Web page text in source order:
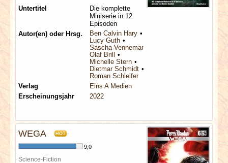
Untertitel
Die komplette
Miniserie in 12
Episoden
Autor(en) oder Hrsg.
Ben Calvin Hary
Lucy Guth
Sascha Vennemann
Olaf Brill
Michelle Stern
Dietmar Schmidt
Roman Schleifer
Verlag
Eins A Medien
Erscheinungsjahr
2022
WEGA HOT
9,0
Science-Fiction